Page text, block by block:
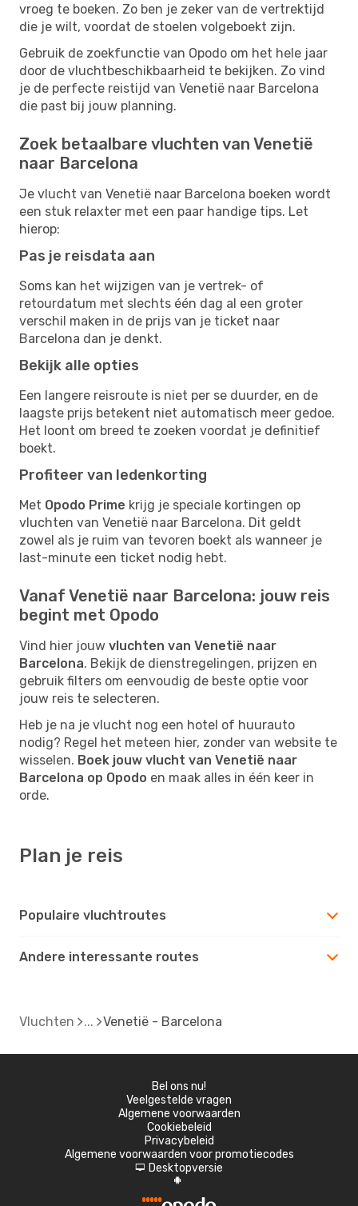
vroeg te boeken. Zo ben je zeker van de vertrektijd
die je wilt, voordat de stoelen volgeboekt zijn.
Gebruik de zoekfunctie van Opodo om het hele jaar
door de vluchtbeschikbaarheid te bekijken. Zo vind
je de perfecte reistijd van Venetië naar Barcelona
die past bij jouw planning.
Zoek betaalbare vluchten van Venetië
naar Barcelona
Je vlucht van Venetië naar Barcelona boeken wordt
een stuk relaxter met een paar handige tips. Let
hierop:
Pas je reisdata aan
Soms kan het wijzigen van je vertrek- of
retourdatum met slechts één dag al een groter
verschil maken in de prijs van je ticket naar
Barcelona dan je denkt.
Bekijk alle opties
Een langere reisroute is niet per se duurder, en de
laagste prijs betekent niet automatisch meer gedoe.
Het loont om breed te zoeken voordat je definitief
boekt.
Profiteer van ledenkorting
Met Opodo Prime krijg je speciale kortingen op
vluchten van Venetië naar Barcelona. Dit geldt
zowel als je ruim van tevoren boekt als wanneer je
last-minute een ticket nodig hebt.
Vanaf Venetië naar Barcelona: jouw reis
begint met Opodo
Vind hier jouw vluchten van Venetië naar
Barcelona. Bekijk de dienstregelingen, prijzen en
gebruik filters om eenvoudig de beste optie voor
jouw reis te selecteren.
Heb je na je vlucht nog een hotel of huurauto
nodig? Regel het meteen hier, zonder van website te
wisselen. Boek jouw vlucht van Venetië naar
Barcelona op Opodo en maak alles in één keer in
orde.
Plan je reis
Populaire vluchtroutes
Andere interessante routes
Vluchten Venetië - Barcelona
Bel ons nu!
Veelgestelde vragen
Algemene voorwaarden
Cookiebeleid
Privacybeleid
Algemene voorwaarden voor promotiecodes
d Desktopversie
A